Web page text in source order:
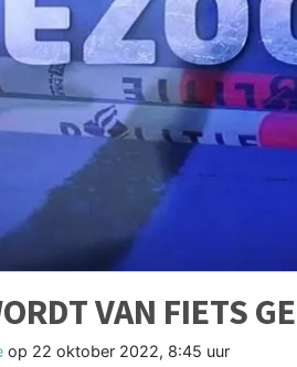
VAN FIETS
op 22 oktober 2022, 8:45 uur